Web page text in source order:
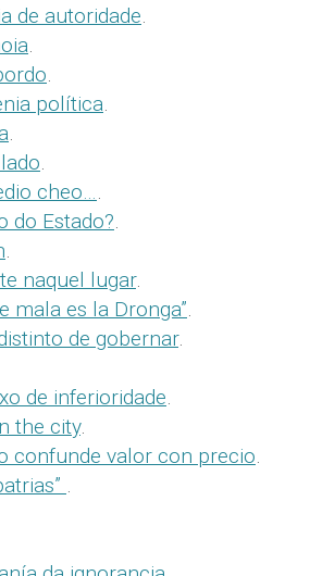
de autoridade.
.
.
política.
.
.
cheo….
do Estado?.
.
naquel lugar.
mala es la Dronga”.
de gobernar.
de inferioridade.
the city.
confunde valor con precio.
.